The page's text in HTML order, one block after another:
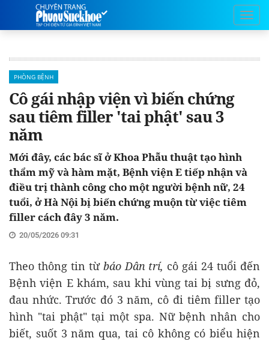
PHÒNG BỆNH
Cô gái nhập viện vì biến chứng
sau tiêm filler 'tai phật' sau 3
năm
Mới đây, các bác sĩ ở Khoa Phẫu thuật tạo hình
thẩm mỹ và hàm mặt, Bệnh viện E tiếp nhận và
điều trị thành công cho một người bệnh nữ, 24
tuổi, ở Hà Nội bị biến chứng muộn từ việc tiêm
filler cách đây 3 năm.
20/05/2026 09:31
Theo thông tin từ báo Dân trí, cô gái 24 tuổi đến
Bệnh viện E khám, sau khi vùng tai bị sưng đỏ,
đau nhức. Trước đó 3 năm, cô đi tiêm filler tạo
hình "tai phật" tại một spa. Nữ bệnh nhân cho
biết, suốt 3 năm qua, tai cô không có biểu hiện